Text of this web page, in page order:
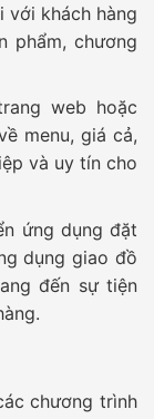
với khách hàng
phẩm, chương
web hoặc
menu, giá cả,
và uy tín cho
ứng dụng đặt
dụng giao đồ
đến sự tiện
chương trình